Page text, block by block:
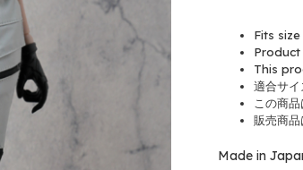
Fits size
This
適合サイ
この商
販売商
Made in